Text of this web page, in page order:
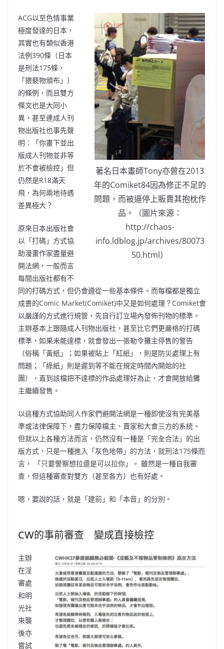
著名日本畫師Tony亦曾在2013
年的Comiket84因為修正不足的
問題，而被逼停上販賣其抱枕作
品。（圖片來源：
http://chaos-
info.ldblog.jp/archives/80073
50.html）
ACG以至色情事業
極度發達的日本，
其實也有類似香港
法例390條（日本
是刑法175條，
「猥褻物頒布」 ）
的條例，而且雙方
條文也是大同小
異，甚至連成人刊
物出版社也事先聲
明：「你畫下並出
版成人刊物並非等
於不會被檢控」但
仍然是R18滿天
飛，為何兩地待遇
差異極大？
原來日本出版社會
以「打碼」方式協
助漫畫作家盡量避
開法網，一般而言
每間出版社都有不
同的打碼方式，但仍會遵從一些基本條件。而每檔都是獨立
成書的Comic Market(Comiket)中又是如何處理？Comiket會
以嚴謹的方式進行規管，先自行訂立場內發佈刊物的標準。
主辦基本上跟隨成人刊物出版社，甚至比它們更嚴格的打碼
標準，如果未能達標，就會發出一張勒令攤主停售的警告
（俗稱「黃紙」；如果被貼上「紅紙」，則是防災處理上有
問題；「綠紙」則是遲到等不能在規定時間內開始的社
團），直到該檔把不達標的作品處理好為止，才會開放給攤
主繼續發售。
以這種方式協助同人作家們避開法網是一種即使沒有完美基
準或法律保障下，盡力保障檔主、賣家和大會三方的系統。
但就以上各種方法而言，仍然沒有一種是「完全合法」的出
版方式，只是一種進入「灰色地帶」的方法，就刑法175條而
言， 「只要警察想拉還是可以拉你」。 雖然是一種自我審
查，但這種審查對雙方（甚至各方）也有好處。
嗯，要說的話，就是「建前」和「本音」的分別。
CW的事前審查 變成直接檢控
主辦
在淫
審處
和明
光社
來襲
後亦
嘗試